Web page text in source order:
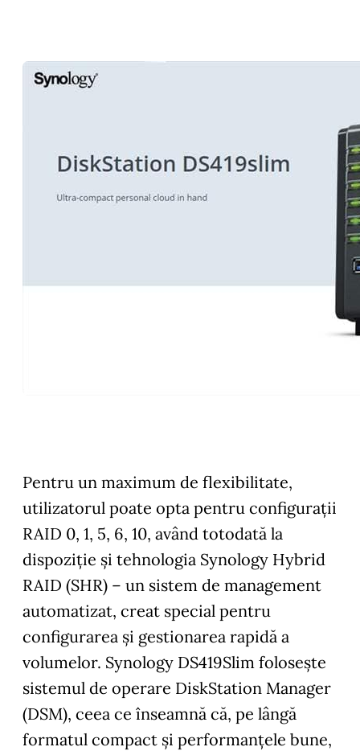
Pentru un maximum de flexibilitate,
utilizatorul poate opta pentru configurații
RAID 0, 1, 5, 6, 10, având totodată la
dispoziție și tehnologia Synology Hybrid
RAID (SHR) – un sistem de management
automatizat, creat special pentru
configurarea și gestionarea rapidă a
volumelor. Synology DS419Slim folosește
sistemul de operare DiskStation Manager
(DSM), ceea ce înseamnă că, pe lângă
formatul compact și performanțele bune,